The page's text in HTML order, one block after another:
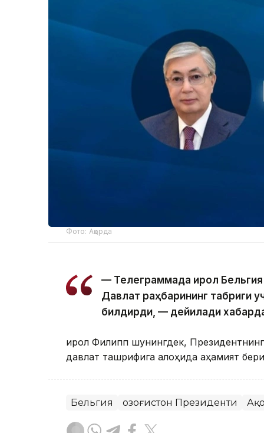
Фото: Ақорда
— Телеграммада Қирол
Давлат раҳбарининг табриги
билдирди, — дейилади
Қирол Филипп шунингдек,
давлат ташрифига алоҳида аҳамият
Бельгия Қозоғистон Президенти